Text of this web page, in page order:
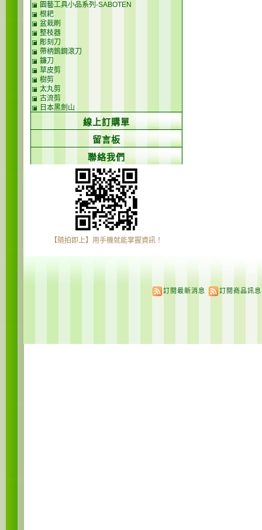
園藝工具小品系列-SABOTEN
根耙
盆栽刷
整枝器
彫刻刀
帶柄鎢鋼滾刀
鐮刀
草皮剪
樹剪
太丸剪
古流剪
日本黑劍山
線上訂購單
留言板
聯絡我們
【隨拍即上】用手機就能掌握資訊！
訂閱最新消息 訂閱商品訊息